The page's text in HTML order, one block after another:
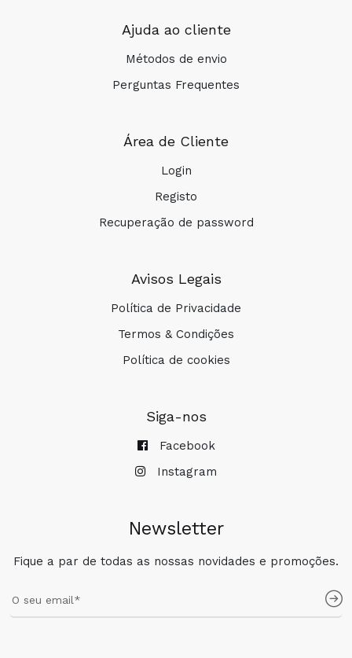
Ajuda ao cliente
Métodos de envio
Perguntas Frequentes
Área de Cliente
Login
Registo
Recuperação de password
Avisos Legais
Política de Privacidade
Termos & Condições
Política de cookies
Siga-nos
Facebook
Instagram
Newsletter
Fique a par de todas as nossas novidades e promoções.